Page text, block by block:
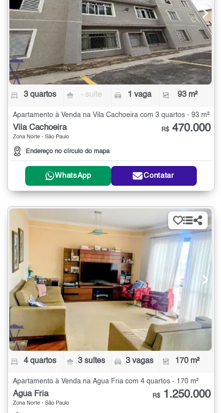
3 quartos - suíte 1 vaga 93 m²
Apartamento à Venda na Vila Cachoeira com 3 quartos - 93 m²
Vila Cachoeira
Zona Norte - São Paulo
Endereço no círculo do mapa
R$ 470.000
WhatsApp Contatar
4 quartos 3 suítes 3 vagas 170 m²
Apartamento à Venda na Água Fria com 4 quartos - 170 m²
Água Fria
Zona Norte - São Paulo
R$ 1.250.000